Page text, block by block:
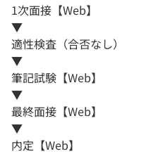
1次面接【Web】
▼
適性検査（合否なし）
▼
筆記試験【Web】
▼
最終面接【Web】
▼
内定【Web】